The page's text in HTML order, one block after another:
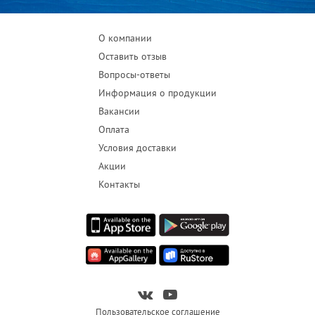
О компании
Оставить отзыв
Вопросы-ответы
Информация о продукции
Вакансии
Оплата
Условия доставки
Акции
Контакты
Пользовательское соглашение